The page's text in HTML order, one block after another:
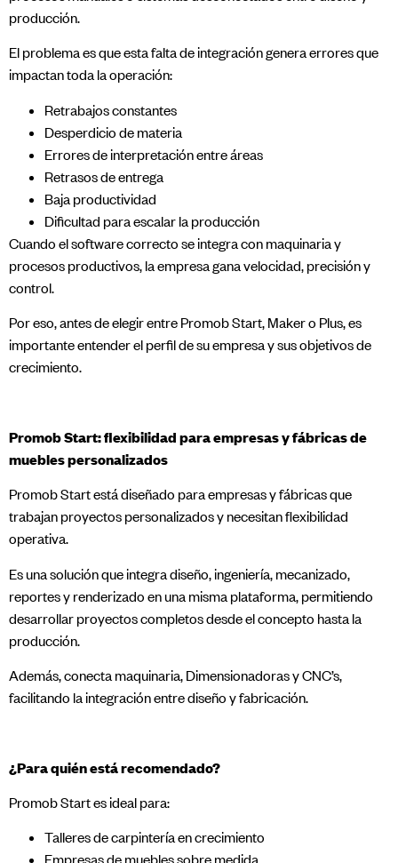
producción.
El problema es que esta falta de integración genera errores que
impactan toda la operación:
Retrabajos constantes
Desperdicio de materia
Errores de interpretación entre áreas
Retrasos de entrega
Baja productividad
Dificultad para escalar la producción
Cuando el software correcto se integra con maquinaria y
procesos productivos, la empresa gana velocidad, precisión y
control.
Por eso, antes de elegir entre Promob Start, Maker o Plus, es
importante entender el perfil de su empresa y sus objetivos de
crecimiento.
Promob Start: flexibilidad para empresas y fábricas de
muebles personalizados
Promob Start está diseñado para empresas y fábricas que
trabajan proyectos personalizados y necesitan flexibilidad
operativa.
Es una solución que integra diseño, ingeniería, mecanizado,
reportes y renderizado en una misma plataforma, permitiendo
desarrollar proyectos completos desde el concepto hasta la
producción.
Además, conecta maquinaria, Dimensionadoras y CNC’s,
facilitando la integración entre diseño y fabricación.
¿Para quién está recomendado?
Promob Start es ideal para:
Talleres de carpintería en crecimiento